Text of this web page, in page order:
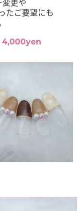
たご要望にも
4,000yen